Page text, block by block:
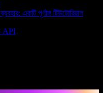
একটি পূর্ণাঙ্গ টিউটোরিয়াল
API